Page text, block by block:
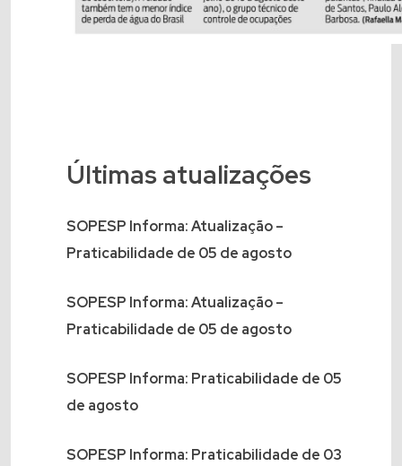
Últimas atualizações
SOPESP Informa: Atualização –
Praticabilidade de 05 de agosto
SOPESP Informa: Atualização –
Praticabilidade de 05 de agosto
SOPESP Informa: Praticabilidade de 05
de agosto
SOPESP Informa: Praticabilidade de 03